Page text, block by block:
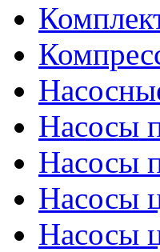
Насосы
Насосы
Насосы
Насосы